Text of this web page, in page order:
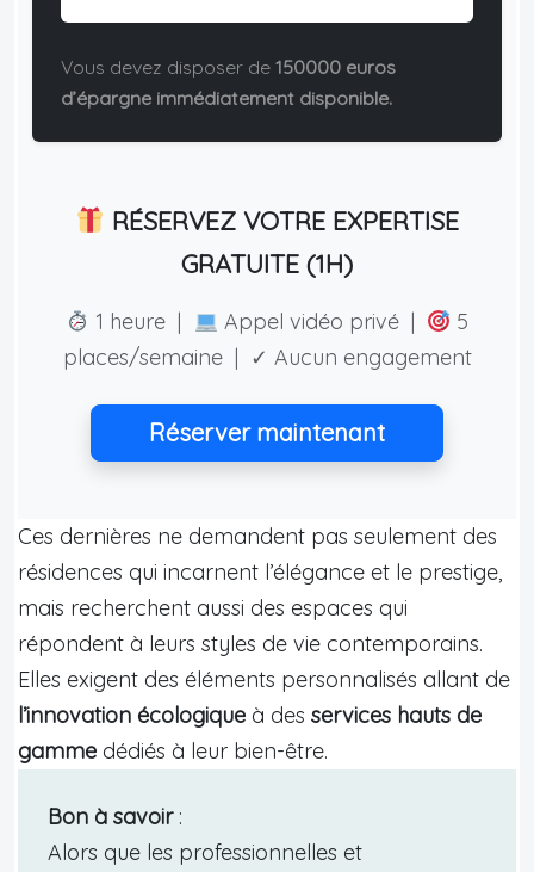
Vous devez disposer de 150000 euros
d’épargne immédiatement disponible.
RÉSERVEZ VOTRE EXPERTISE
GRATUITE (1H)
1 heure | Appel vidéo privé |
5
places/semaine | ✓ Aucun engagement
Réserver maintenant
Ces dernières ne demandent pas seulement des
résidences qui incarnent l’élégance et le prestige,
mais recherchent aussi des espaces qui
répondent à leurs styles de vie contemporains.
Elles exigent des éléments personnalisés allant de
l’innovation écologique à des services hauts de
gamme dédiés à leur bien-être.
Bon à savoir:
Alors que les professionnelles et